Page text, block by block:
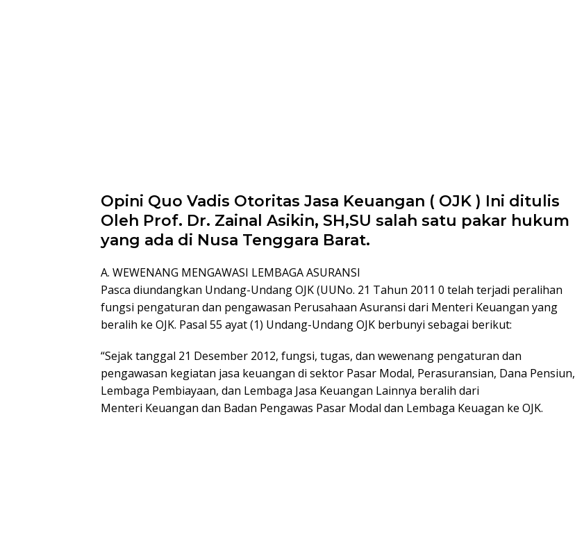
Opini Quo Vadis Otoritas Jasa Keuangan ( OJK ) Ini ditulis
Oleh Prof. Dr. Zainal Asikin, SH,SU salah satu pakar hukum
yang ada di Nusa Tenggara Barat.
A. WEWENANG MENGAWASI LEMBAGA ASURANSI
Pasca diundangkan Undang-Undang OJK (UUNo. 21 Tahun 2011 0 telah terjadi peralihan
fungsi pengaturan dan pengawasan Perusahaan Asuransi dari Menteri Keuangan yang
beralih ke OJK. Pasal 55 ayat (1) Undang-Undang OJK berbunyi sebagai berikut:
“Sejak tanggal 21 Desember 2012, fungsi, tugas, dan wewenang pengaturan dan
pengawasan kegiatan jasa keuangan di sektor Pasar Modal, Perasuransian, Dana Pensiun,
Lembaga Pembiayaan, dan Lembaga Jasa Keuangan Lainnya beralih dari
Menteri Keuangan dan Badan Pengawas Pasar Modal dan Lembaga Keuagan ke OJK.